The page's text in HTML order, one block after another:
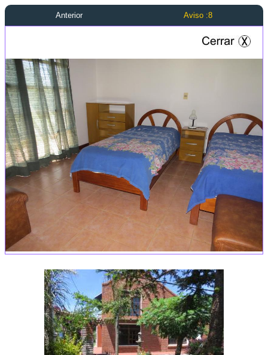
Anterior Aviso :8